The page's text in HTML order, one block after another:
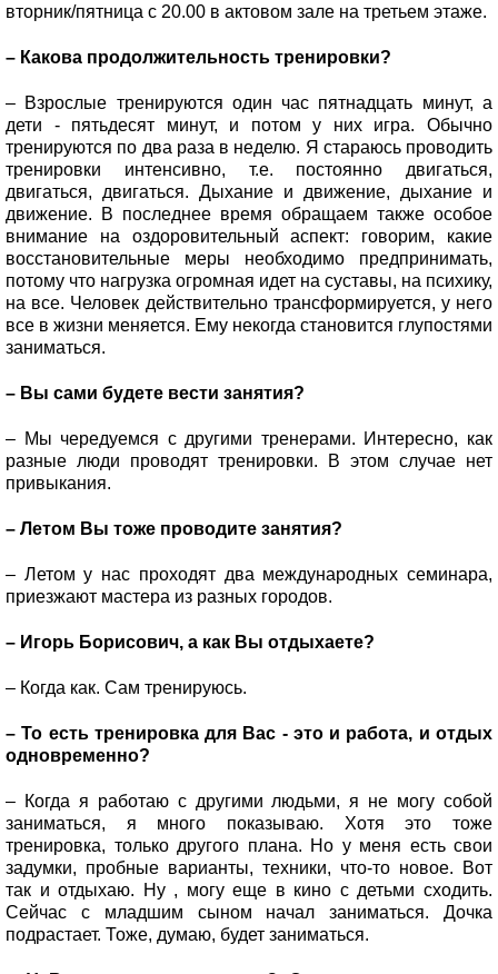
вторник/пятница с 20.00 в актовом зале на третьем этаже.
– Какова продолжительность тренировки?
– Взрослые тренируются один час пятнадцать минут, а
дети - пятьдесят минут, и потом у них игра. Обычно
тренируются по два раза в неделю. Я стараюсь проводить
тренировки интенсивно, т.е. постоянно двигаться,
двигаться, двигаться. Дыхание и движение, дыхание и
движение. В последнее время обращаем также особое
внимание на оздоровительный аспект: говорим, какие
восстановительные меры необходимо предпринимать,
потому что нагрузка огромная идет на суставы, на психику,
на все. Человек действительно трансформируется, у него
все в жизни меняется. Ему некогда становится глупостями
заниматься.
– Вы сами будете вести занятия?
– Мы чередуемся с другими тренерами. Интересно, как
разные люди проводят тренировки. В этом случае нет
привыкания.
– Летом Вы тоже проводите занятия?
– Летом у нас проходят два международных семинара,
приезжают мастера из разных городов.
– Игорь Борисович, а как Вы отдыхаете?
– Когда как. Сам тренируюсь.
– То есть тренировка для Вас - это и работа, и отдых
одновременно?
– Когда я работаю с другими людьми, я не могу собой
заниматься, я много показываю. Хотя это тоже
тренировка, только другого плана. Но у меня есть свои
задумки, пробные варианты, техники, что-то новое. Вот
так и отдыхаю. Ну , могу еще в кино с детьми сходить.
Сейчас с младшим сыном начал заниматься. Дочка
подрастает. Тоже, думаю, будет заниматься.